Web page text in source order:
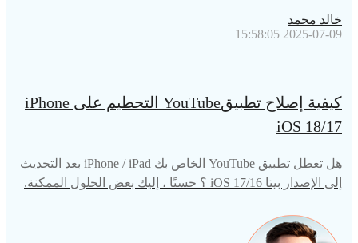
خالد محمد
2025-07-09 15:58:05
كيفية إصلاح تطبيقYouTube التحطيم على iPhone
iOS 18/17
هل تعطل تطبيق YouTube الخاص بك iPhone / iPad بعد التحديث
إلى الإصدار بيتا iOS 17/16 ؟ حسنًا ، إليك بعض الحلول الممكنة.